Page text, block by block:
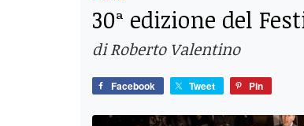
30ª edizione del
di Roberto Valentino
Facebook Tweet Pin